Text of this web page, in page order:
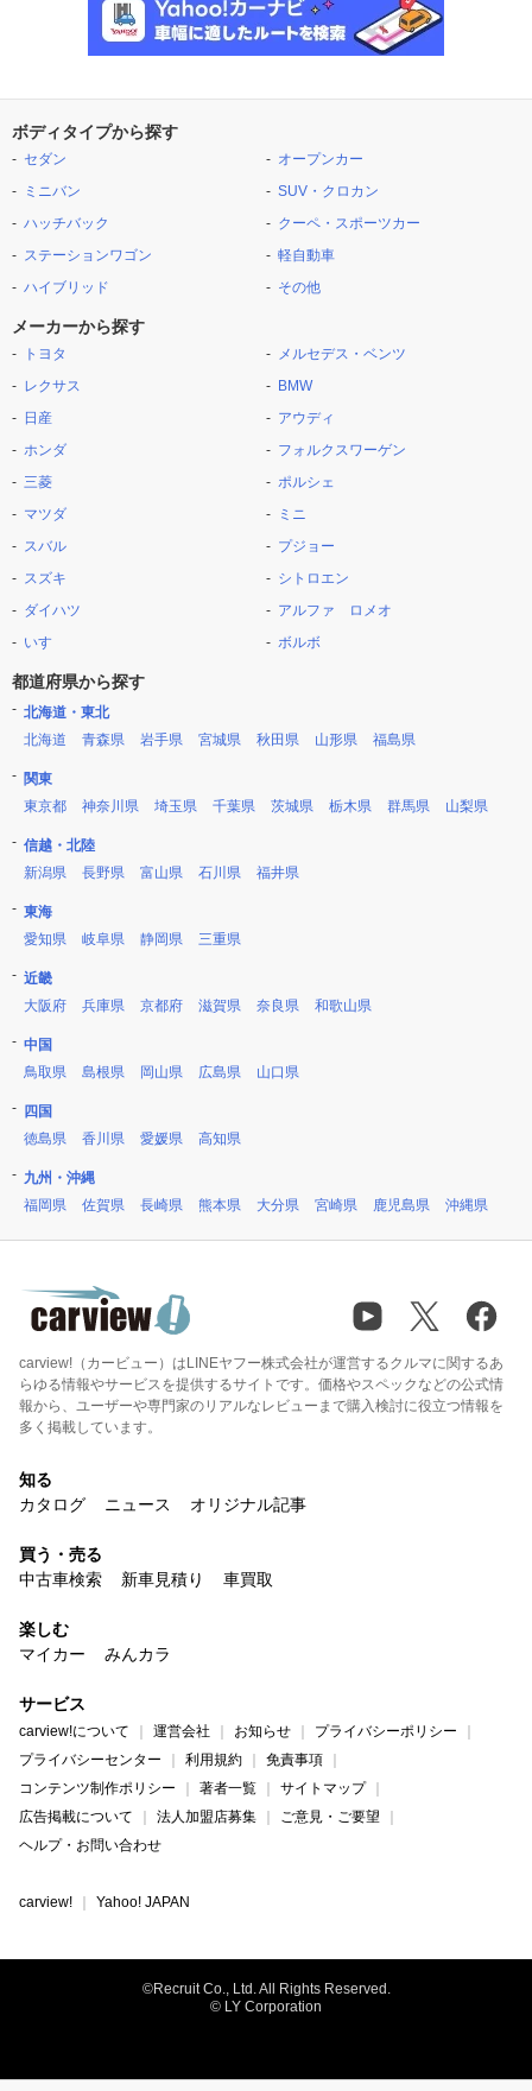
ボディタイプから探す
セダン
ミニバン
ハッチバック
ステーションワゴン
ハイブリッド
オープンカー
SUV・クロカン
クーペ・スポーツカー
軽自動車
その他
メーカーから探す
トヨタ
レクサス
日産
ホンダ
三菱
マツダ
スバル
スズキ
ダイハツ
いすゞ
メルセデス・ベンツ
BMW
アウディ
フォルクスワーゲン
ポルシェ
ミニ
プジョー
シトロエン
アルファ ロメオ
ボルボ
都道府県から探す
北海道・東北
北海道
青森県 岩手県 宮城県 秋田県 山形県 福島県
関東
東京都
神奈川県 埼玉県 千葉県 茨城県 栃木県 群馬県 山梨県
信越・北陸
新潟県
長野県 富山県 石川県 福井県
東海
愛知県
岐阜県 静岡県 三重県
近畿
大阪府
兵庫県 京都府 滋賀県 奈良県 和歌山県
中国
鳥取県
島根県 岡山県 広島県 山口県
四国
徳島県
香川県 愛媛県 高知県
九州・沖縄
福岡県
佐賀県 長崎県 熊本県 大分県 宮崎県 鹿児島県 沖縄県
carview!（カービュー）はLINEヤフー株式会社が運営するクルマに関するあ
らゆる情報やサービスを提供するサイトです。価格やスペックなどの公式情
報から、ユーザーや専門家のリアルなレビューまで購入検討に役立つ情報を
多く掲載しています。
知る
カタログ
ニュース オリジナル記事
買う・売る
中古車検索
新車見積り 車買取
楽しむ
マイカー
みんカラ
サービス
carview!について 運営会社 お知らせ
プライバシーポリシー
プライバシーセンター
利用規約
免責事項
コンテンツ制作ポリシー
著者一覧
サイトマップ
広告掲載について
法人加盟店募集
ご意見・ご要望
ヘルプ・お問い合わせ
carview! Yahoo! JAPAN
©Recruit Co., Ltd. All Rights Reserved.
© LY Corporation